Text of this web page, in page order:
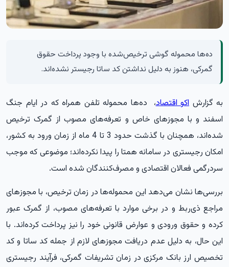
ده‌ها محموله گوشی ترخیص‌شده با وجود پرداخت حقوق
گمرکی، هنوز به دلیل نداشتن کد ساتا رجیستر نشده‌اند.
به گزارش اکو اقتصاد، ده‌ها محموله تلفن همراه که در ایام جنگ
اسفند و با مجوزهای خاص و تعرفه‌های مصوب از گمرک ترخیص
شده‌اند، همچنان با گذشت حدود 3 تا 4 ماه از زمان ورود به کشور،
امکان رجیستری در سامانه همتا را پیدا نکرده‌اند؛ موضوعی که موجب
سردرگمی فعالان اقتصادی و مصرف‌کنندگان شده است.
بررسی‌ها نشان می‌دهد این محموله‌ها در زمان ترخیص، با مجوزهای
مراجع ذی‌ربط و در برخی موارد با تعرفه‌های مصوب، از گمرک عبور
کرده و حقوق ورودی و عوارض قانونی خود را نیز پرداخت کرده‌اند. با
این حال، به دلیل عدم دریافت مجوزهای لازم از جمله کد ساتا و کد
تخصیص ارز بانک مرکزی در زمان تشریفات گمرکی، فرآیند رجیستری